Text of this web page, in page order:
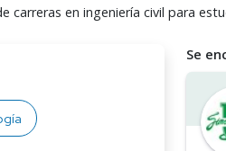
carreras en ingeniería civil para
Se